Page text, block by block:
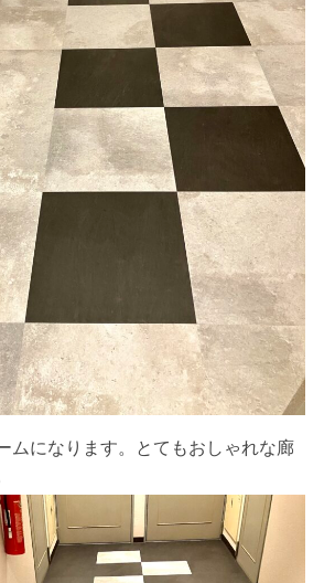
ムになります。とてもおしゃれな廊